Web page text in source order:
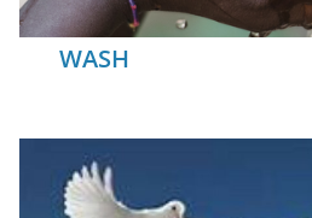
WASH